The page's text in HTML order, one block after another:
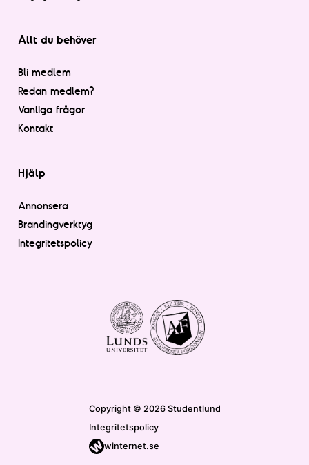
Allt du behöver
Bli medlem
Redan medlem?
Vanliga frågor
Kontakt
Hjälp
Annonsera
Brandingverktyg
Integritetspolicy
Copyright © 2026 Studentlund
Integritetspolicy
winternet.se